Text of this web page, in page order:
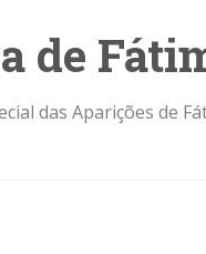
de
das Aparições de